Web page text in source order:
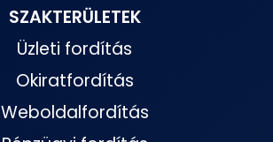
SZAKTERÜLETEK
Üzleti fordítás
Okiratfordítás
Weboldalfordítás